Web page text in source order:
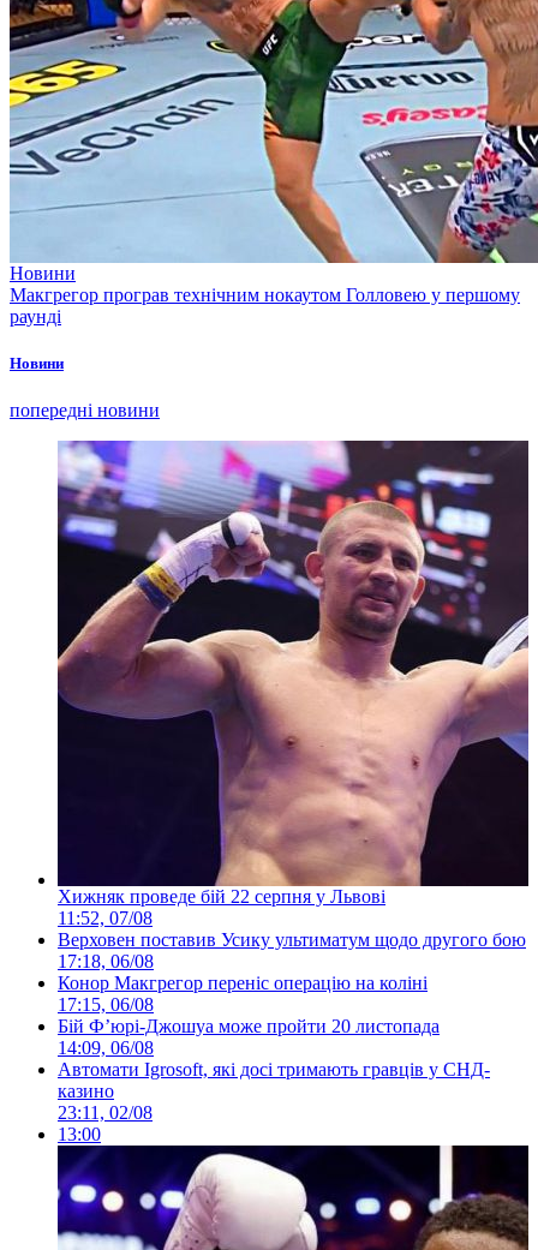
Новини
Макгрегор програв технічним нокаутом Голловею у першому
раунді
Новини
попередні новини
Хижняк проведе бій 22 серпня у Львові
11:52, 07/08
Верховен поставив Усику ультиматум щодо другого бою
17:18, 06/08
Конор Макгрегор переніс операцію на коліні
17:15, 06/08
Бій Ф’юрі-Джошуа може пройти 20 листопада
14:09, 06/08
Автомати Igrosoft, які досі тримають гравців у СНД-
казино
23:11, 02/08
13:00